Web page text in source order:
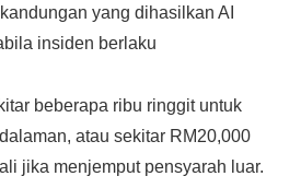
yang dihasilkan AI
insiden berlaku
beberapa ribu ringgit untuk
atau sekitar RM20,000
jika menjemput pensyarah luar.